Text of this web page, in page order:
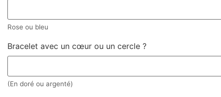
Rose ou bleu
Bracelet avec un cœur ou un cercle ?
(En doré ou argenté)